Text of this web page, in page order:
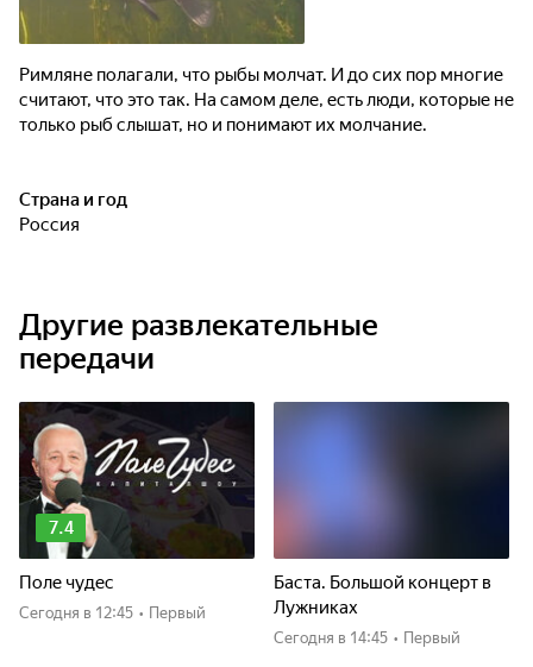
Римляне полагали, что рыбы молчат. И до сих пор многие
считают, что это так. На самом деле, есть люди, которые не
только рыб слышат, но и понимают их молчание.
Страна и год
Россия
Другие развлекательные
передачи
7.4
Поле чудес
Сегодня в 12:45 • Первый
Баста. Большой концерт в
Лужниках
Сегодня в 14:45 • Первый